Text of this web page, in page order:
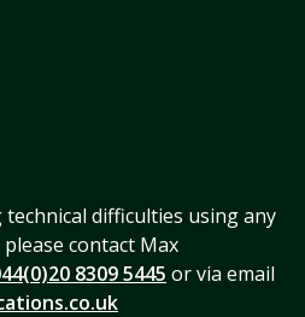
difficulties using any
contact Max
8309 5445 or via email